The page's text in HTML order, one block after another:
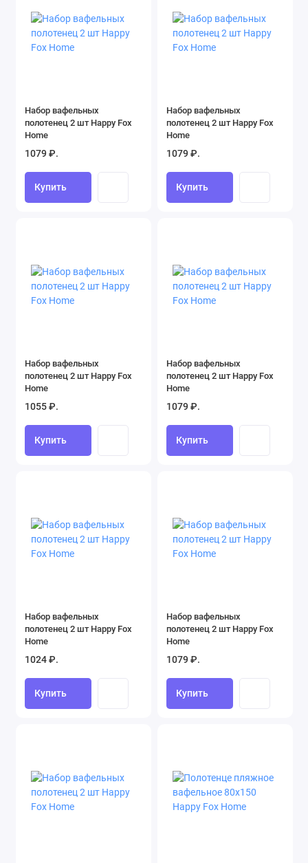
Набор вафельных
полотенец 2 шт Happy Fox
Home
1079 ₽.
Купить
Набор вафельных
полотенец 2 шт Happy Fox
Home
1079 ₽.
Купить
Набор вафельных
полотенец 2 шт Happy Fox
Home
1055 ₽.
Купить
Набор вафельных
полотенец 2 шт Happy Fox
Home
1079 ₽.
Купить
Набор вафельных
полотенец 2 шт Happy Fox
Home
1024 ₽.
Купить
Набор вафельных
полотенец 2 шт Happy Fox
Home
1079 ₽.
Купить